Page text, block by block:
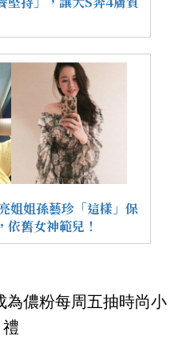
姐姐孫藝珍「這樣」保
舊女神範兒！
為儂粉每周五抽時尚小
禮